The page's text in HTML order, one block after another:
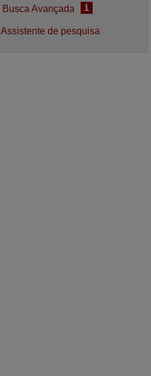
Busca Avançada i
Assistente de pesquisa